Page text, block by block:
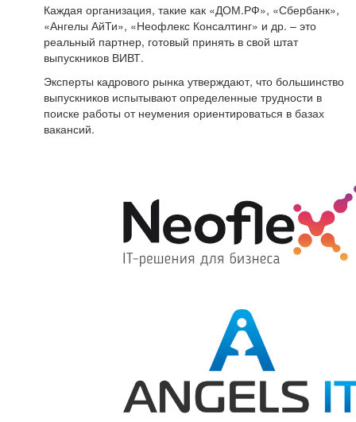
Каждая организация, такие как «ДОМ.РФ», «Сбербанк»,
«Ангелы АйТи», «Неофлекс Консалтинг» и др. – это
реальный партнер, готовый принять в свой штат
выпускников ВИВТ.
Эксперты кадрового рынка утверждают, что большинство
выпускников испытывают определенные трудности в
поиске работы от неумения ориентироваться в базах
вакансий.